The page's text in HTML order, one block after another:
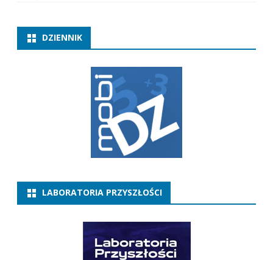
DZIENNIK
LABORATORIA PRZYSZŁOŚCI